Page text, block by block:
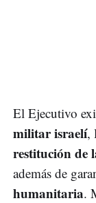
El Ejecutivo
militar israelí,
restitución de
además de
humanitaria.